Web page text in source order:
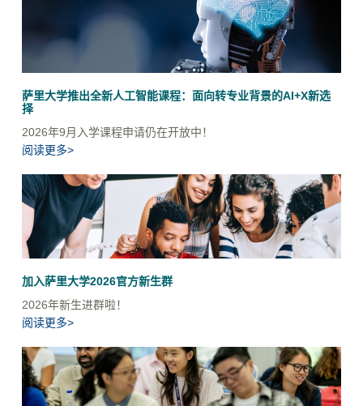
萨里大学推出全新人工智能课程：面向转专业背景的AI+X新选
择
2026年9月入学课程申请仍在开放中！
阅读更多>
加入萨里大学2026官方新生群
2026年新生进群啦！
阅读更多>